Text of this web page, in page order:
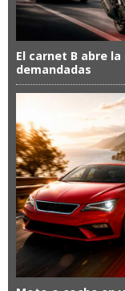
El carnet B abre
demandadas